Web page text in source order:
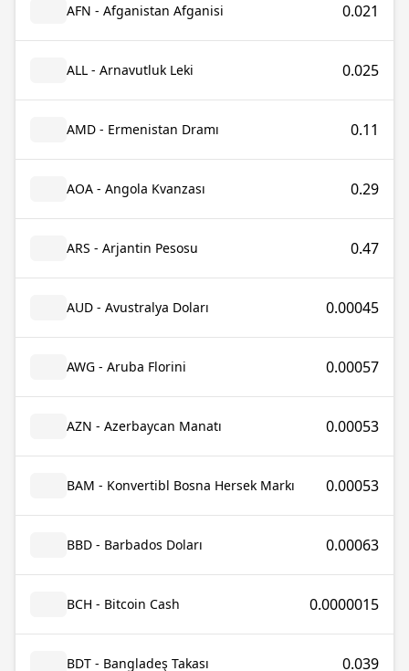
AFN - Afganistan Afganisi 0.021
ALL - Arnavutluk Leki 0.025
AMD - Ermenistan Dramı 0.11
AOA - Angola Kvanzası 0.29
ARS - Arjantin Pesosu 0.47
AUD - Avustralya Doları 0.00045
AWG - Aruba Florini 0.00057
AZN - Azerbaycan Manatı 0.00053
BAM - Konvertibl Bosna Hersek Markı 0.00053
BBD - Barbados Doları 0.00063
BCH - Bitcoin Cash 0.0000015
BDT - Bangladeş Takası 0.039